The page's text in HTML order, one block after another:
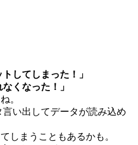
してしまった！」
くなった！」
。
い出してデータが読み込め
しまうこともあるかも。